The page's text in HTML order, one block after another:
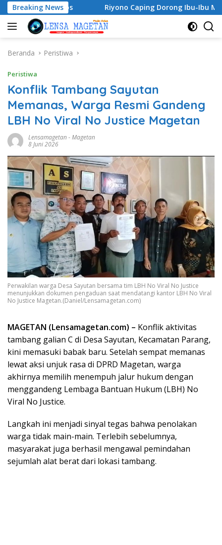
Langsung
ke
konten
Breaking NewsRiyono Caping Dorong Ibu-Ibu Magetan
Beranda Peristiwa
Peristiwa
Konflik Tambang Sayutan
Memanas, Warga Resmi Gandeng
LBH No Viral No Justice Magetan
Lensamagetan-Magetan
8 Juni 2026
Perwakilan warga Desa Sayutan bersama tim LBH No Viral No Justice
menunjukkan dokumen pengaduan saat mendatangi kantor LBH No Viral
No Justice Magetan.(Daniel/Lensamagetan.com)
MAGETAN (Lensamagetan.com) – Konflik aktivitas
tambang galian C di Desa Sayutan, Kecamatan Parang,
kini memasuki babak baru. Setelah sempat memanas
lewat aksi unjuk rasa di DPRD Magetan, warga
akhirnya memilih menempuh jalur hukum dengan
menggandeng Lembaga Bantuan Hukum (LBH) No
Viral No Justice.
Langkah ini menjadi sinyal tegas bahwa penolakan
warga tidak main-main. Terlebih sebelumnya,
masyarakat juga berhasil mengawal pemindahan
sejumlah alat berat dari lokasi tambang.